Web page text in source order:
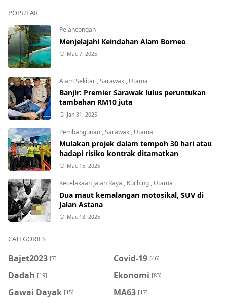
POPULAR
Pelancongan
Menjelajahi Keindahan Alam Borneo
Mac 7, 2025
Alam Sekitar ,Sarawak , Utama
Banjir: Premier Sarawak lulus peruntukan
tambahan RM10 juta
Jan 31, 2025
Pembangunan ,Sarawak , Utama
Mulakan projek dalam tempoh 30 hari atau
hadapi risiko kontrak ditamatkan
Mac 15, 2025
Kecelakaan Jalan Raya , Kuching , Utama
Dua maut kemalangan motosikal, SUV di
Jalan Astana
Mac 13, 2025
CATEGORIES
Bajet2023 [7] Covid-19 [46]
Dadah [19] Ekonomi [83]
Gawai Dayak [15] MA63 [17]